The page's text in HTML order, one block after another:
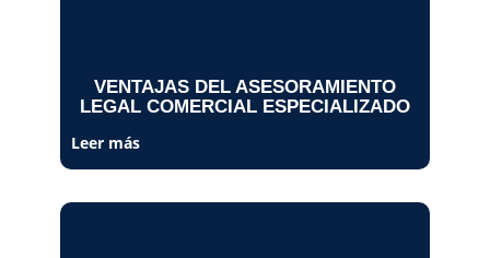
VENTAJAS DEL ASESORAMIENTO
LEGAL COMERCIAL ESPECIALIZADO
Leer más